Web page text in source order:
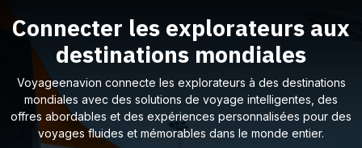
Connecter les explorateurs aux
destinations mondiales
Voyageenavion connecte les explorateurs à des destinations
mondiales avec des solutions de voyage intelligentes, des
offres abordables et des expériences personnalisées pour des
voyages fluides et mémorables dans le monde entier.